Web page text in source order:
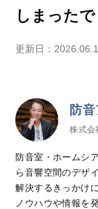
しまったで
更新日：
防
株式会
防音室・ホームシ
ら音響空間のデザ
解決するきっかけ
ノウハウや情報を